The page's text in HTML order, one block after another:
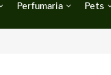
Perfumaria Pets